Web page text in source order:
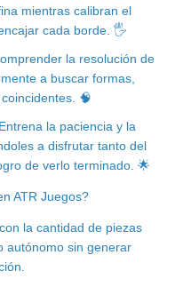
mientras calibran el
cada borde. 🖐
la resolución de
a buscar formas,
🧠
la paciencia y la
a disfrutar tanto del
de verlo terminado. 🌟
ATR Juegos?
la cantidad de piezas
autónomo sin generar